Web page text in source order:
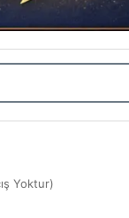
Yoktur)